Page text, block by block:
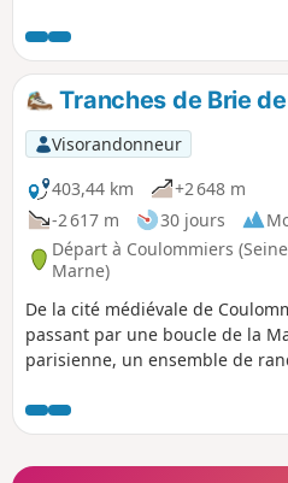
Tranches de Brie
Visorandonneur
403,44 km
+2 648 m
-2 617 m
30 jours
Départ à Coulommiers
Marne)
De la cité médiévale de
passant par une boucle de la
parisienne, un ensemble de
patrimoine.